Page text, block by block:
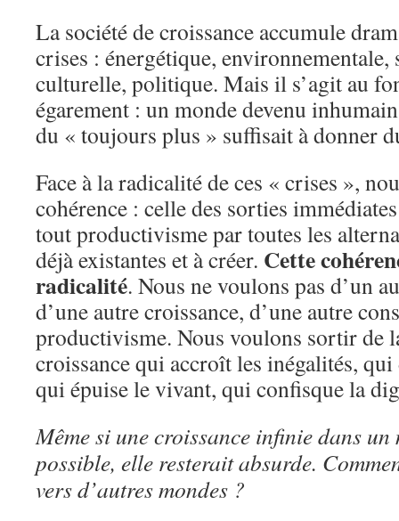
La société de croissance accumule
crises : énergétique,
culturelle, politique. Mais il s’agit au
égarement : un monde devenu
du « toujours plus » suffisait à donner
Face à la radicalité de ces « crises »,
cohérence : celle des sorties
tout productivisme par toutes les
déjà existantes et à créer. Cette
radicalité. Nous ne voulons pas d’un
d’une autre croissance, d’une autre
productivisme. Nous voulons sortir de
croissance qui accroît les inégalités, qui
qui épuise le vivant, qui confisque la
Même si une croissance infinie dans
possible, elle resterait absurde.
vers d’autres mondes ?